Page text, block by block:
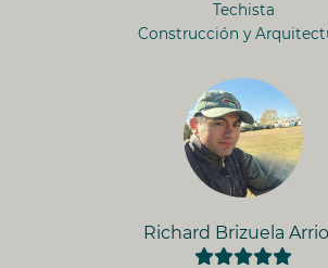
Techista
Construcción y
Richard Brizuela